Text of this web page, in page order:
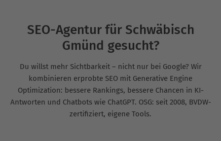
SEO-Agentur für Schwäbisch
Gmünd gesucht?
Du willst mehr Sichtbarkeit – nicht nur bei Google? Wir
kombinieren erprobte SEO mit Generative Engine
Optimization: bessere Rankings, bessere Chancen in KI-
Antworten und Chatbots wie ChatGPT. OSG: seit 2008, BVDW-
zertifiziert, eigene Tools.